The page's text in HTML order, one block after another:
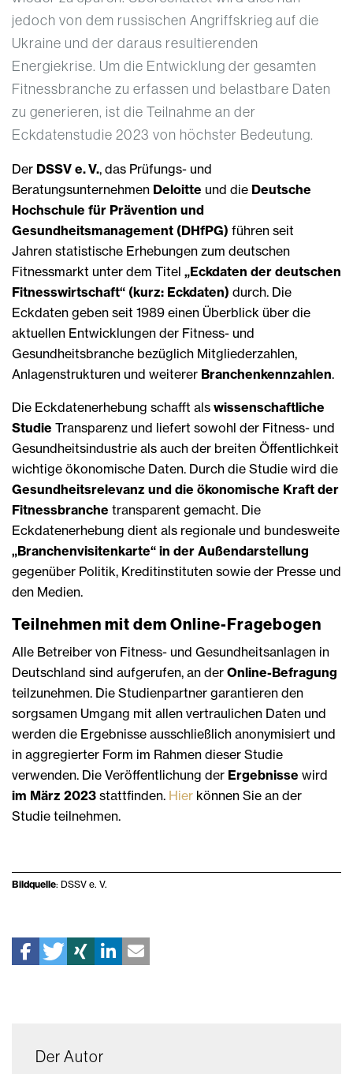
jedoch von dem russischen Angriffskrieg auf die
Ukraine und der daraus resultierenden
Energiekrise. Um die Entwicklung der gesamten
Fitnessbranche zu erfassen und belastbare Daten
zu generieren, ist die Teilnahme an der
Eckdatenstudie 2023 von höchster Bedeutung.
Der DSSV e. V., das Prüfungs- und
Beratungsunternehmen Deloitte und die Deutsche
Hochschule für Prävention und
Gesundheitsmanagement (DHfPG) führen seit
Jahren statistische Erhebungen zum deutschen
Fitnessmarkt unter dem Titel „Eckdaten der deutschen
Fitnesswirtschaft“ (kurz: Eckdaten) durch. Die
Eckdaten geben seit 1989 einen Überblick über die
aktuellen Entwicklungen der Fitness- und
Gesundheitsbranche bezüglich Mitgliederzahlen,
Anlagenstrukturen und weiterer Branchenkennzahlen.
Die Eckdatenerhebung schafft als wissenschaftliche
Studie Transparenz und liefert sowohl der Fitness- und
Gesundheitsindustrie als auch der breiten Öffentlichkeit
wichtige ökonomische Daten. Durch die Studie wird die
Gesundheitsrelevanz und die ökonomische Kraft der
Fitnessbranche transparent gemacht. Die
Eckdatenerhebung dient als regionale und bundesweite
„Branchenvisitenkarte“ in der Außendarstellung
gegenüber Politik, Kreditinstituten sowie der Presse und
den Medien.
Teilnehmen mit dem Online-Fragebogen
Alle Betreiber von Fitness- und Gesundheitsanlagen in
Deutschland sind aufgerufen, an der Online-Befragung
teilzunehmen. Die Studienpartner garantieren den
sorgsamen Umgang mit allen vertraulichen Daten und
werden die Ergebnisse ausschließlich anonymisiert und
in aggregierter Form im Rahmen dieser Studie
verwenden. Die Veröffentlichung der Ergebnisse wird
im März 2023 stattfinden. Hier können Sie an der
Studie teilnehmen.
Bildquelle: DSSV e. V.
Der Autor